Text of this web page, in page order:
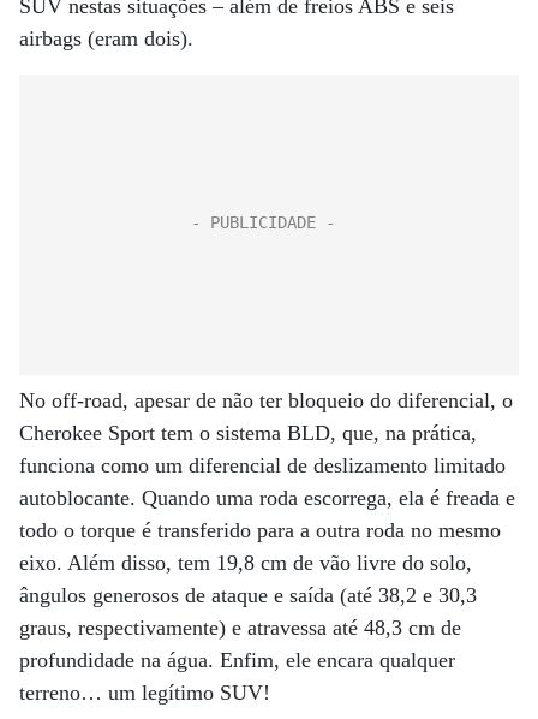
SUV nestas situações – além de freios ABS e seis
airbags (eram dois).
No off-road, apesar de não ter bloqueio do diferencial, o
Cherokee Sport tem o sistema BLD, que, na prática,
funciona como um diferencial de deslizamento limitado
autoblocante. Quando uma roda escorrega, ela é freada e
todo o torque é transferido para a outra roda no mesmo
eixo. Além disso, tem 19,8 cm de vão livre do solo,
ângulos generosos de ataque e saída (até 38,2 e 30,3
graus, respectivamente) e atravessa até 48,3 cm de
profundidade na água. Enfim, ele encara qualquer
terreno… um legítimo SUV!